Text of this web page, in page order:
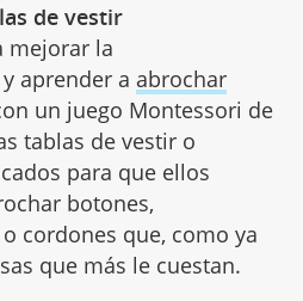
de vestir
mejorar la
aprender a abrochar
un juego Montessori de
tablas de vestir o
para que ellos
botones,
cordones que, como ya
que más le cuestan.